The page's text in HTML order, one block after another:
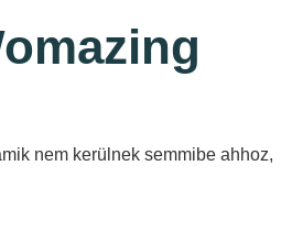
nem kerülnek semmibe ahhoz,